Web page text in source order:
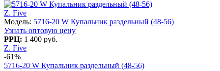
Z. Five
Модель: 5716-20 W Купальник раздельный (48-56)
Узнать оптовую цену
РРЦ: 1 400 руб.
Z. Five
-61%
5716-20 W Купальник раздельный (48-56)